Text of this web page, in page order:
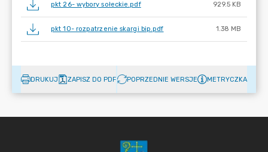
pkt 26- wybory sołeckie.pdf 929.5 KB
pkt 10- rozpatrzenie skargi bip.pdf 1.38 MB
DRUKUJ ZAPISZ DO PDF POPRZEDNIE WERSJE METRYCZKA